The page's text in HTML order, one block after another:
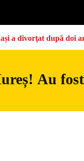
a divorţat după doi
Au